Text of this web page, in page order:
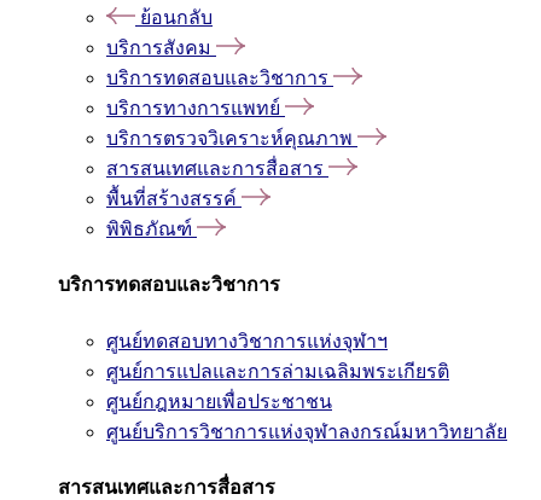
ย้อนกลับ
บริการสังคม
บริการทดสอบและวิชาการ
บริการทางการแพทย์
บริการตรวจวิเคราะห์คุณภาพ
สารสนเทศและการสื่อสาร
พื้นที่สร้างสรรค์
พิพิธภัณฑ์
บริการทดสอบและวิชาการ
ศูนย์ทดสอบทางวิชาการแห่งจุฬาฯ
ศูนย์การแปลและการล่ามเฉลิมพระเกียรติ
ศูนย์กฎหมายเพื่อประชาชน
ศูนย์บริการวิชาการแห่งจุฬาลงกรณ์มหาวิทยาลัย
สารสนเทศและการสื่อสาร